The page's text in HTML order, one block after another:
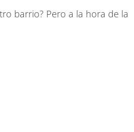
barrio? Pero a la hora de la